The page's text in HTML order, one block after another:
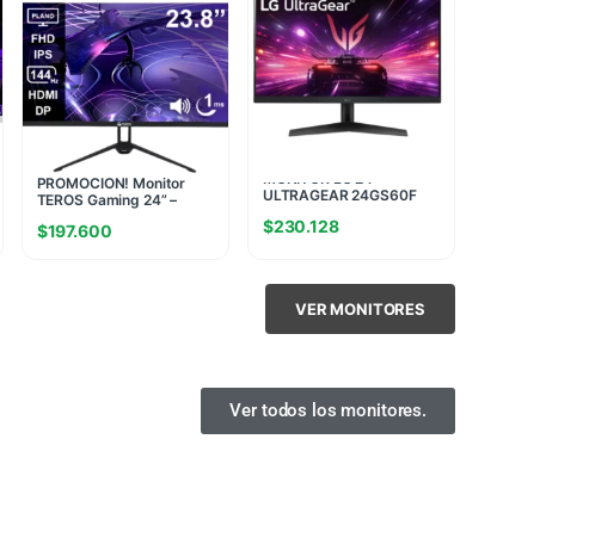
PROMOCION! Monitor
TEROS Gaming 24” –
(Ficha USA)
$197.600
ULTRAGEAR 24GS60F
(1823)
$230.128
VER MONITORES
Ver todos los monitores.